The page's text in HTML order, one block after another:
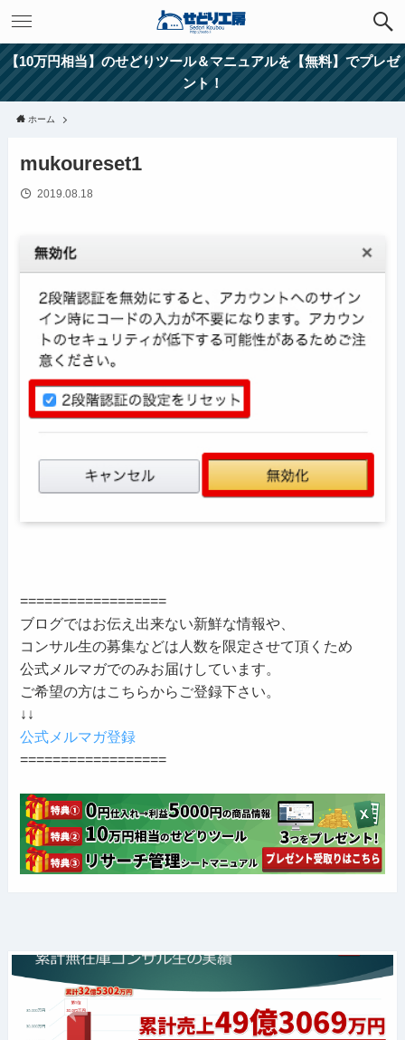
【10万円相当】のせどりツール＆マニュアルを【無料】でプレゼ
ント！
ホーム
mukoureset1
2019.08.18
==================
ブログではお伝え出来ない新鮮な情報や、
コンサル生の募集などは人数を限定させて頂くため
公式メルマガでのみお届けしています。
ご希望の方はこちらからご登録下さい。
↓↓
公式メルマガ登録
==================